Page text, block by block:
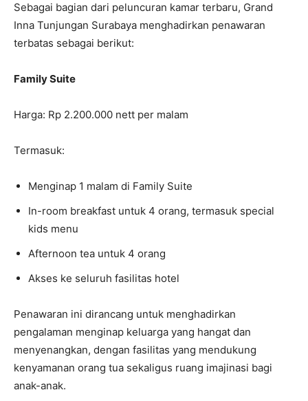
Sebagai bagian dari peluncuran kamar terbaru, Grand
Inna Tunjungan Surabaya menghadirkan penawaran
terbatas sebagai berikut:
FamilySuite
Harga: Rp 2.200.000 nett per malam
Termasuk:
Menginap 1 malam di Family Suite
In-room breakfast untuk 4 orang, termasuk special
kids menu
Afternoon tea untuk 4 orang
Akses ke seluruh fasilitas hotel
Penawaran ini dirancang untuk menghadirkan
pengalaman menginap keluarga yang hangat dan
menyenangkan, dengan fasilitas yang mendukung
kenyamanan orang tua sekaligus ruang imajinasi bagi
anak-anak.